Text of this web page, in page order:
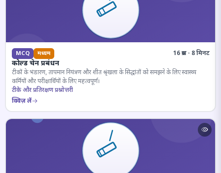
MCQ मध्यम 16 प्रश्न · 8 मिनट
कोल्ड चेन प्रबंधन
टीकों के भंडारण, तापमान नियंत्रण और शीत श्रृंखला के सिद्धांतों को समझने के लिए स्वास्थ्य
कर्मियों और परीक्षार्थियों के लिए महत्वपूर्ण।
टीके और प्रतिरक्षण प्रश्नोत्तरी
क्विज़ लें